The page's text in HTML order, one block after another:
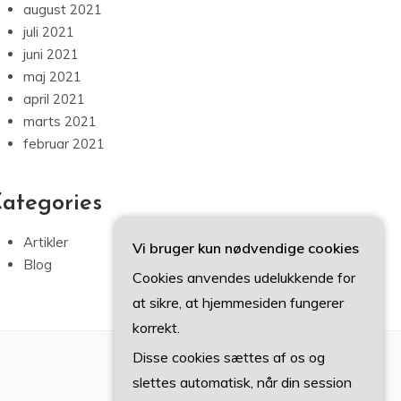
august 2021
juli 2021
juni 2021
maj 2021
april 2021
marts 2021
februar 2021
Artikler
Blog
Vi bruger kun nødvendige cookies
Cookies anvendes udelukkende for
at sikre, at hjemmesiden fungerer
korrekt.
Disse cookies sættes af os og
slettes automatisk, når din session